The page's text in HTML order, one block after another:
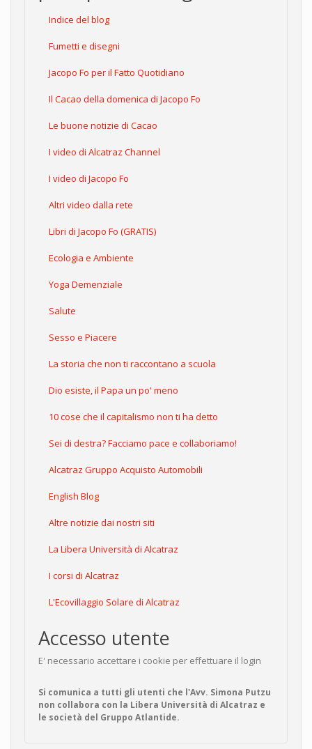
Indice del blog
Fumetti e disegni
Jacopo Fo per il Fatto Quotidiano
Il Cacao della domenica di Jacopo Fo
Le buone notizie di Cacao
I video di Alcatraz Channel
I video di Jacopo Fo
Altri video dalla rete
Libri di Jacopo Fo (GRATIS)
Ecologia e Ambiente
Yoga Demenziale
Salute
Sesso e Piacere
La storia che non ti raccontano a scuola
Dio esiste, il Papa un po' meno
10 cose che il capitalismo non ti ha detto
Sei di destra? Facciamo pace e collaboriamo!
Alcatraz Gruppo Acquisto Automobili
English Blog
Altre notizie dai nostri siti
La Libera Università di Alcatraz
I corsi di Alcatraz
L'Ecovillaggio Solare di Alcatraz
Accesso utente
E' necessario accettare i cookie per effettuare il login
Si comunica a tutti gli utenti che l'Avv. Simona Putzu
non collabora con la Libera Università di Alcatraz e
le società del Gruppo Atlantide.